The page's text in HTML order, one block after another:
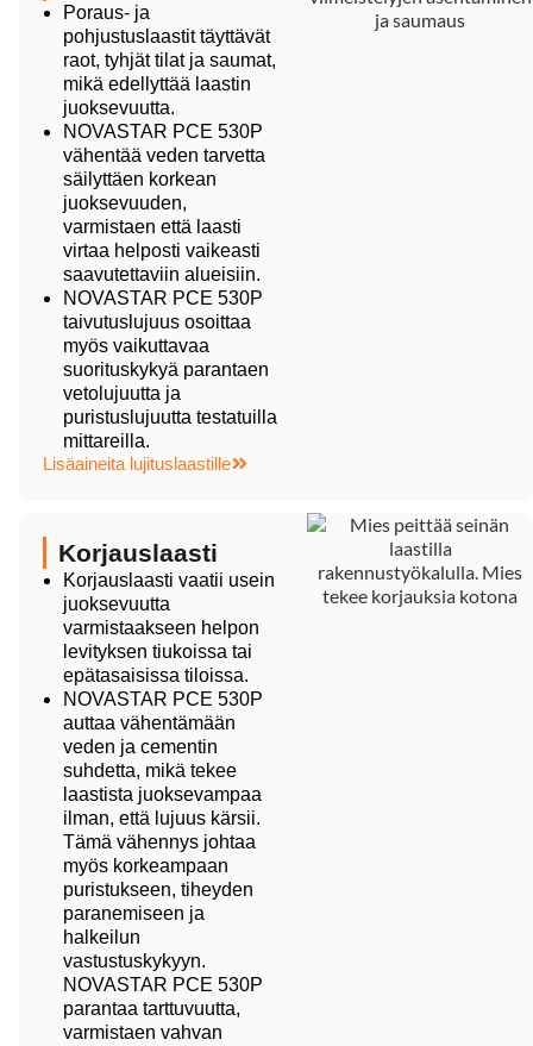
Poraus- ja
pohjustuslaastit täyttävät
raot, tyhjät tilat ja saumat,
mikä edellyttää laastin
juoksevuutta.
NOVASTAR PCE 530P
vähentää veden tarvetta
säilyttäen korkean
juoksevuuden,
varmistaen että laasti
virtaa helposti vaikeasti
saavutettaviin alueisiin.
NOVASTAR PCE 530P
taivutuslujuus osoittaa
myös vaikuttavaa
suorituskykyä parantaen
vetolujuutta ja
puristuslujuutta testatuilla
mittareilla.
Lisäaineita lujituslaastille
Korjauslaasti
Korjauslaasti vaatii usein
juoksevuutta
varmistaakseen helpon
levityksen tiukoissa tai
epätasaisissa tiloissa.
NOVASTAR PCE 530P
auttaa vähentämään
veden ja cementin
suhdetta, mikä tekee
laastista juoksevampaa
ilman, että lujuus kärsii.
Tämä vähennys johtaa
myös korkeampaan
puristukseen, tiheyden
paranemiseen ja
halkeilun
vastustuskykyyn.
NOVASTAR PCE 530P
parantaa tarttuvuutta,
varmistaen vahvan